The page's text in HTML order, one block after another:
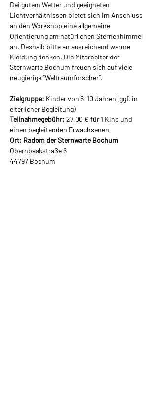
Bei gutem Wetter und geeigneten
Lichtverhältnissen bietet sich im Anschluss
an den Workshop eine allgemeine
Orientierung am natürlichen Sternenhimmel
an. Deshalb bitte an ausreichend warme
Kleidung denken. Die Mitarbeiter der
Sternwarte Bochum freuen sich auf viele
neugierige “Weltraumforscher”.
Zielgruppe: Kinder von 6-10 Jahren (ggf. in
elterlicher Begleitung)
Teilnahmegebühr: 27,00 € für 1 Kind und
einen begleitenden Erwachsenen
Ort: Radom der Sternwarte Bochum
Obernbaakstraße 6
44797 Bochum